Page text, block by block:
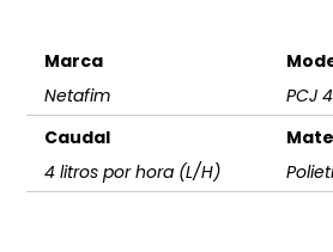
Marca
Netafim
PCJ
Caudal
4 litros por hora (L/H)